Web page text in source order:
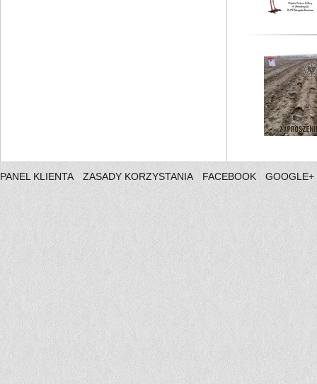
PANEL KLIENTA ZASADY KORZYSTANIA FACEBOOK GOOGLE+